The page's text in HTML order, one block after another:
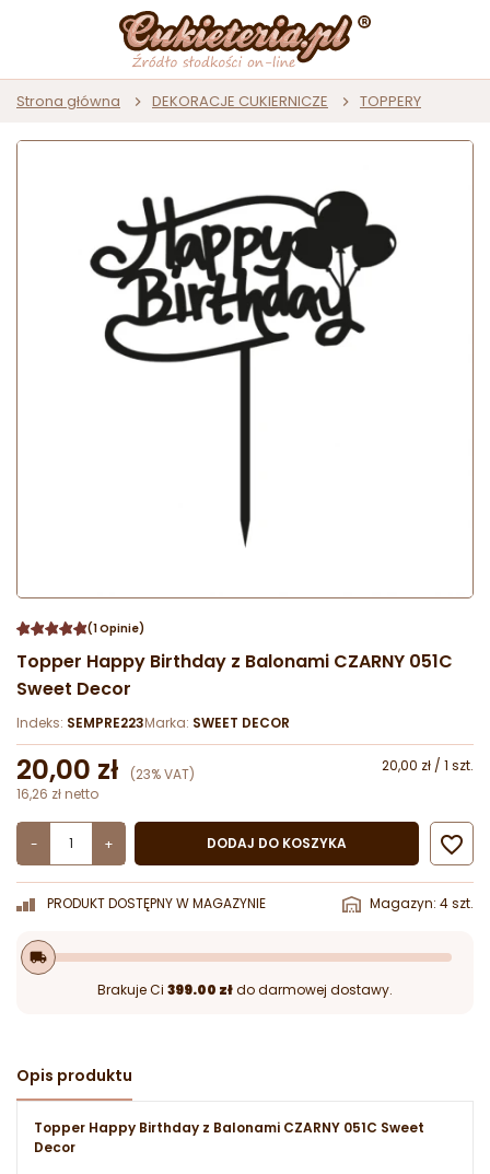
Strona główna DEKORACJE CUKIERNICZE TOPPERY
(1 Opinie)
Topper Happy Birthday z Balonami CZARNY 051C
Sweet Decor
Indeks: SEMPRE223Marka: SWEET DECOR
20,00 zł (23% VAT)
20,00 zł / 1 szt.
16,26 zł netto
- + DODAJ DO KOSZYKA 
PRODUKT DOSTĘPNY W MAGAZYNIE Magazyn: 4 szt.
local_shipping
Brakuje Ci 399.00 złdo darmowej dostawy.
Opis produktu
Topper Happy Birthday z Balonami CZARNY 051C Sweet
Decor